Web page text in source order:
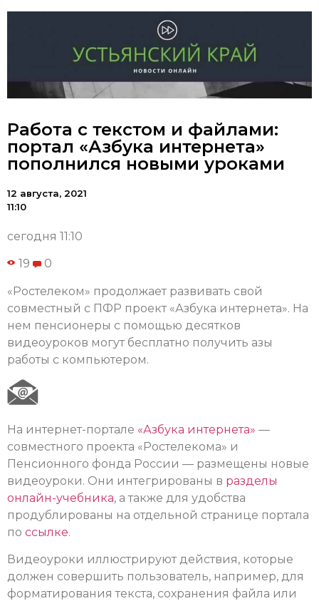
Работа с текстом и файлами:
портал «Азбука интернета»
пополнился новыми уроками
12 августа, 2021
11:10
сегодня 11:10
19 0
«Ростелеком» продолжает развивать свой
совместный с ПФР проект «Азбука интернета». На
нем пенсионеры с помощью десятков
видеоуроков могут бесплатно получить азы
работы с компьютером.
На интернет-портале «Азбука интернета» —
совместного проекта «Ростелекома» и
Пенсионного фонда России — размещены новые
видеоуроки. Они интегрированы в разделы
онлайн-учебника, а также для удобства
продублированы на отдельной странице портала
по ссылке.
Видеоуроки иллюстрируют действия, которые
должен совершить пользователь, например, для
форматирования текста, сохранения файла или